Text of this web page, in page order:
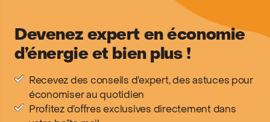
Devenez expert en économie
d’énergie et bien plus !
Recevez des conseils d’expert, des astuces pour
économiser au quotidien
Profitez d’offres exclusives directement dans